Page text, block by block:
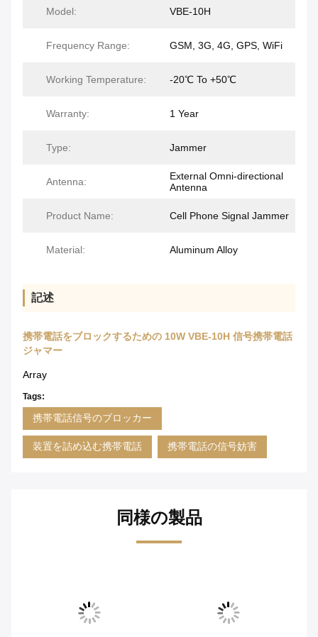
Model: VBE-10H
Frequency Range: GSM, 3G, 4G, GPS, WiFi
Working Temperature: -20℃ To +50℃
Warranty: 1 Year
Type: Jammer
Antenna:
External Omni-directional
Antenna
Product Name: Cell Phone Signal Jammer
Material: Aluminum Alloy
記述
携帯電話をブロックするための 10W VBE-10H 信号携帯電話
ジャマー
Array
Tags:
携帯電話信号のブロッカー
装置を詰め込む携帯電話 携帯電話の信号妨害
同様の製品